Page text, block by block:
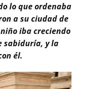
lo que ordenaba
a su ciudad de
iba creciendo
sabiduría, y la
él.